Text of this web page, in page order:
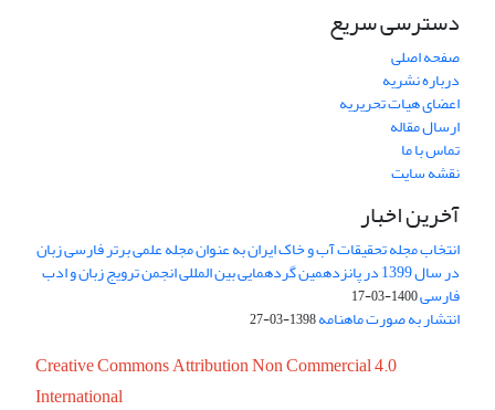
دسترسی سریع
صفحه اصلی
درباره نشریه
اعضای هیات تحریریه
ارسال مقاله
تماس با ما
نقشه سایت
آخرین اخبار
انتخاب مجله تحقیقات آب و خاک ایران به عنوان مجله علمی برتر فارسی زبان
در سال 1399 در پانزدهمین گردهمایی بین المللی انجمن ترویج زبان و ادب
فارسی1400-03-17
انتشار به صورت ماهنامه1398-03-27
Creative Commons Attribution Non Commercial 4.0
International